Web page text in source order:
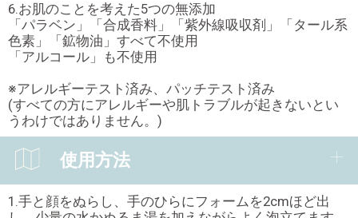
6.お肌のことを考えた5つの無添加
「パラベン」「合成香料」「紫外線吸収剤」「タール系
色素」「鉱物油」すべて不使用
「アルコール」も不使用
※アレルギーテスト済み、パッチテスト済み
(すべての方にアレルギーや肌トラブルが起きないとい
うわけではありません。)
使用方法
1.手と顔をぬらし、手のひらにフォームを2cmほど出